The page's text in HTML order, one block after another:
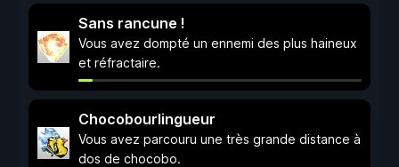
Sans rancune !
Vous avez dompté un ennemi des plus haineux
et réfractaire.
Chocobourlingueur
Vous avez parcouru une très grande distance à
dos de chocobo.